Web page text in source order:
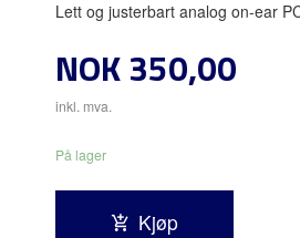
Lett og justerbart analog on-ear
Pris
NOK350,00
inkl. mva.
På lager
Kjøp